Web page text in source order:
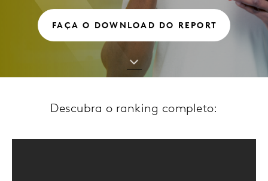
FAÇA O DOWNLOAD DO REPORT
Descubra o ranking completo: